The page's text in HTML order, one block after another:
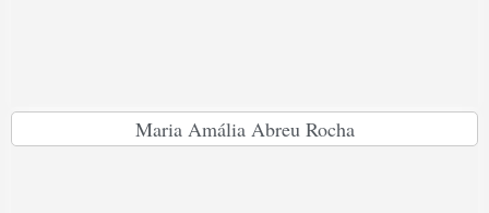
Maria Amália Abreu Rocha